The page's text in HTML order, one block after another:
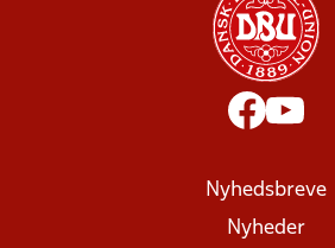
Nyhedsbreve
Nyheder